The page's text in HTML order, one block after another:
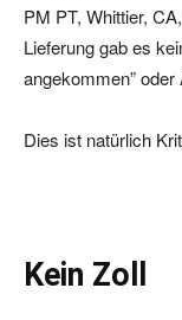
PM PT, Whittier,
Lieferung gab es
angekommen” oder
Dies ist natürlich
Kein Zoll